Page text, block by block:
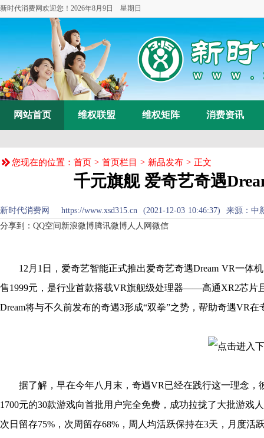
新时代消费网欢迎您！ 2026年8月9日 星期日
网站首页 维权联盟 维权矩阵 消费资讯
您现在的位置： 首页 > 首页栏目 > 新品发布 > 正文
千元旗舰 爱奇艺奇遇
新时代消费网 https://www.xsd315.cn (2021-12-03 10:46:37) 来
分享到： QQ空间 新浪微博腾讯微博人人网 微信
12月1日，爱奇艺智能正式推出爱奇艺奇遇Dream VR一体
售1999元，是行业首款搭载VR旗舰级处理器——高通XR2芯片
Dream将与不久前发布的奇遇3形成“双拳”之势，帮助奇遇VR
据了解，早在今年八月末，奇遇VR已经在践行这一理念，
1700元的30款游戏向首批用户完全免费，成功拉拢了大批游戏
次日留存75%，次周留存68%，周人均活跃保持在3天，月度活